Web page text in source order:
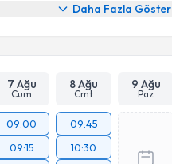
Daha Fazla Göster
7 Ağu
Cum
8 Ağu
Cmt
9 Ağu
Paz
09:00
09:15
09:45
10:30